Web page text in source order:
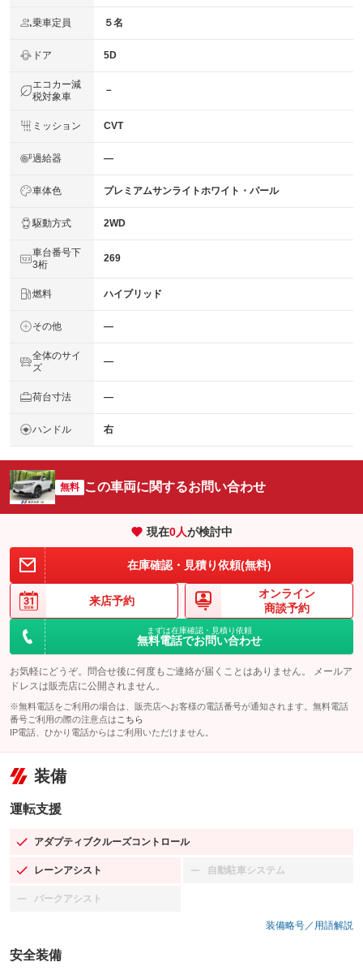
乗車定員 ５名
ドア 5D
エコカー減
税対象車
－
ミッション CVT
過給器 ―
車体色 プレミアムサンライトホワイト・パール
駆動方式 2WD
車台番号下
3桁
269
燃料 ハイブリッド
その他 ―
全体のサイ
ズ
―
荷台寸法 ―
ハンドル 右
無料 この車両に関するお問い合わせ
現在0人が検討中
在庫確認・見積り依頼(無料)
来店予約
オンライン
商談予約
まずは在庫確認・見積り依頼
無料電話でお問い合わせ
お気軽にどうぞ。問合せ後に何度もご連絡が届くことはありません。 メールア
ドレスは販売店に公開されません。
※無料電話をご利用の場合は、販売店へお客様の電話番号が通知されます。無料電話
番号ご利用の際の注意点は こちら
IP電話、ひかり電話からはご利用いただけません。
装備
運転支援
アダプティブクルーズコントロール
：装備あり
レーンアシスト
：装備あり 自動駐車システム
：装備なし
パークアシスト
：装備なし
装備略号／用語解説
安全装備